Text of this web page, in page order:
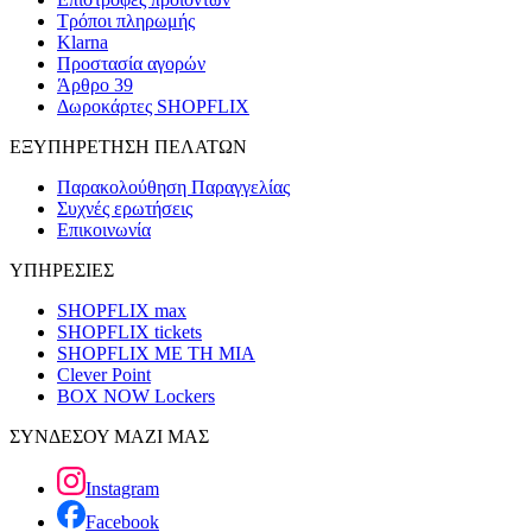
Τρόποι πληρωμής
Klarna
Προστασία αγορών
Άρθρο 39
Δωροκάρτες SHOPFLIX
ΕΞΥΠΗΡΕΤΗΣΗ ΠΕΛΑΤΩΝ
Παρακολούθηση Παραγγελίας
Συχνές ερωτήσεις
Επικοινωνία
ΥΠΗΡΕΣΙΕΣ
SHOPFLIX max
SHOPFLIX tickets
SHOPFLIX ΜΕ ΤΗ ΜΙΑ
Clever Point
BOX NOW Lockers
ΣΥΝΔΕΣΟΥ ΜΑΖΙ ΜΑΣ
Instagram
Facebook